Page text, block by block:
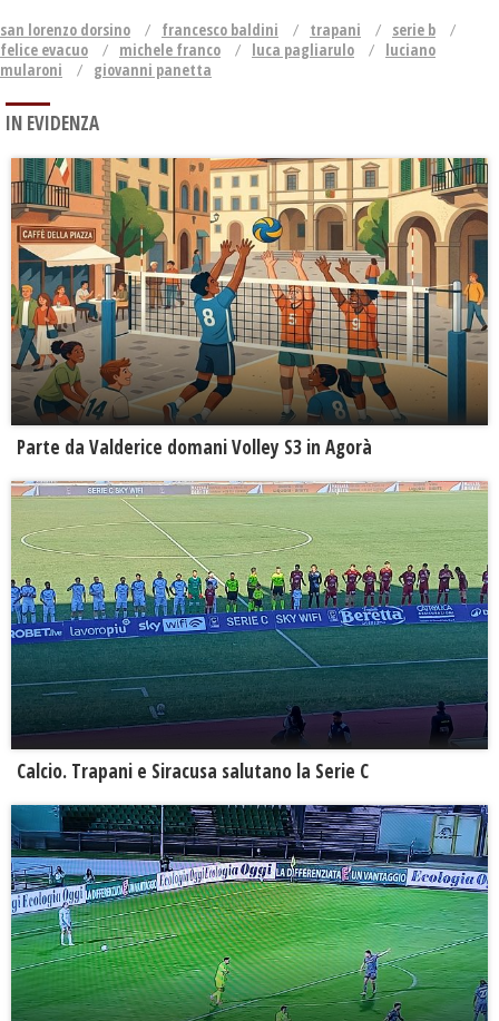
san lorenzo dorsino francesco baldini trapani
serie b
felice evacuo
michele franco luca pagliarulo
luciano
mularoni
giovanni panetta
IN EVIDENZA
Parte da Valderice domani Volley S3 in Agorà
Calcio. Trapani e Siracusa salutano la Serie C